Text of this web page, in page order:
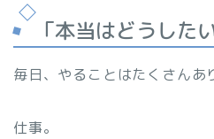
「本当はどうした
毎日、やることはたくさんあ
仕事。